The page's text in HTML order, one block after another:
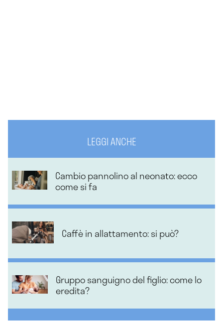
LEGGI ANCHE
Cambio pannolino al neonato: ecco
come si fa
Caffè in allattamento: si può?
Gruppo sanguigno del figlio: come lo
eredita?